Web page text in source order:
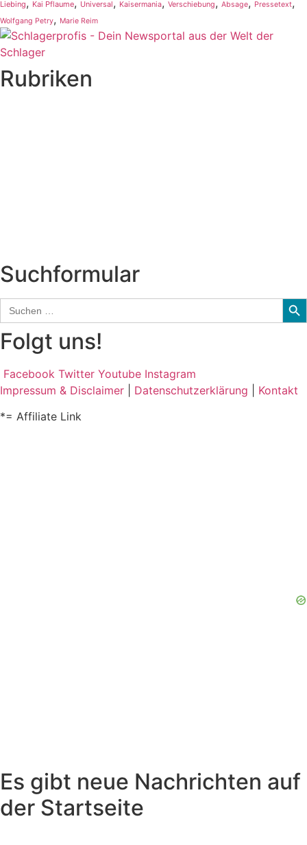
Liebing, Kai Pflaume, Universal, Kaisermania, Verschiebung, Absage, Pressetext,
Wolfgang Petry, Marie Reim
Rubriken
Suchformular
Search
for:
Folgt uns!
Facebook Twitter Youtube Instagram
Impressum & Disclaimer
Datenschutzerklärung
Kontakt
*= Affiliate Link
Es gibt neue Nachrichten auf
der Startseite